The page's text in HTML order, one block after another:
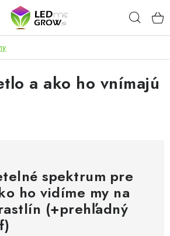
RASTLINY
a ako ho vnímajú
spektrum pre
ho vidíme my na
(+prehľadný